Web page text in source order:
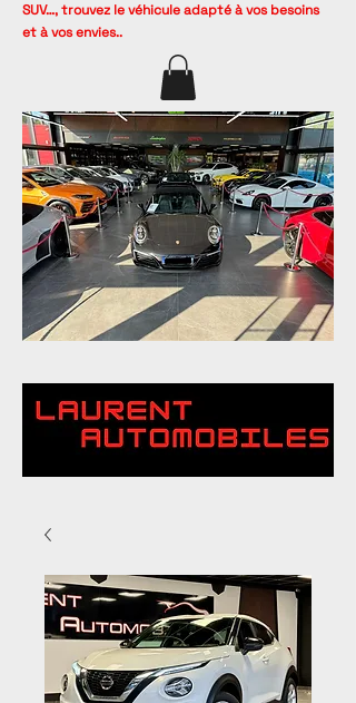
SUV…, trouvez le véhicule adapté à vos besoins
et à vos envies..